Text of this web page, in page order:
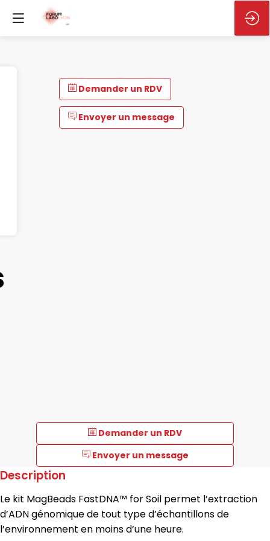
Demander un RDV
Envoyer un message
Demander un RDV
Envoyer un message
Description
Le kit MagBeads FastDNA™ for Soil permet l’extraction
d’ADN génomique de tout type d’échantillons de
l’environnement en moins d’une heure.